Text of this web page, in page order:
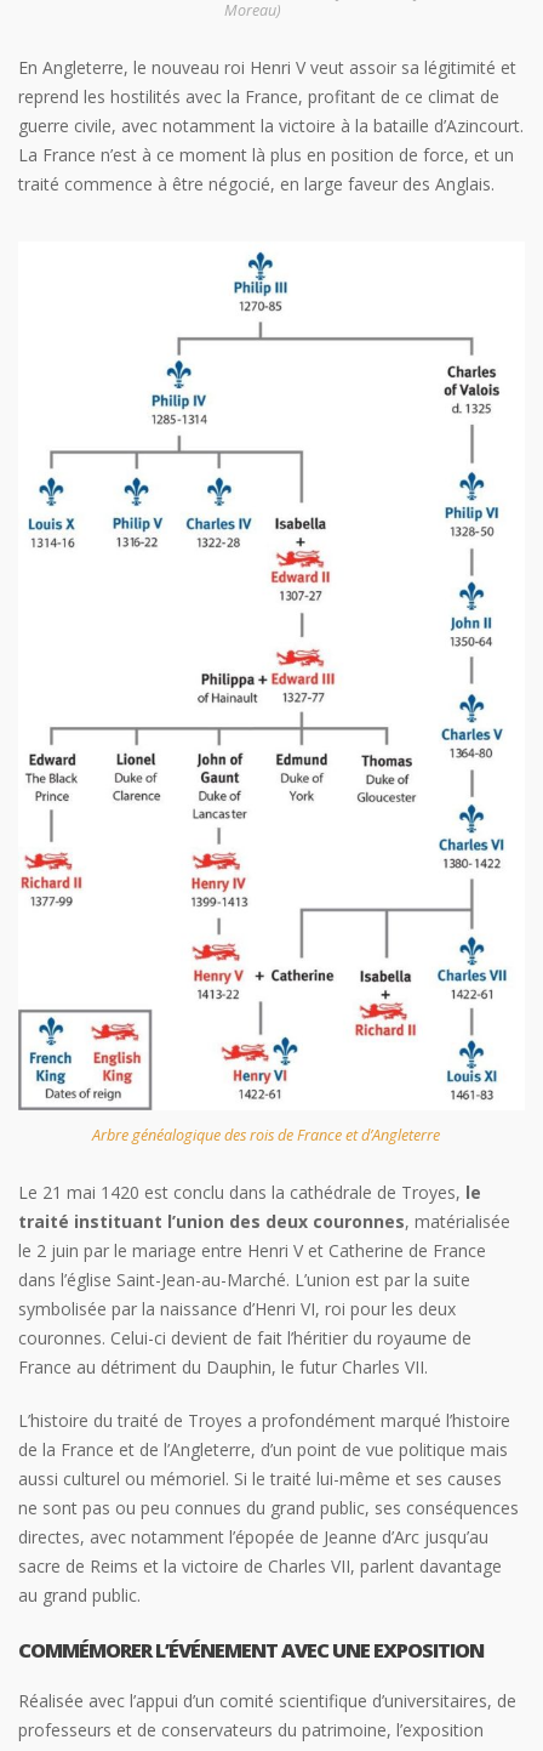
Moreau)
En Angleterre, le nouveau roi Henri V veut assoir sa légitimité et
reprend les hostilités avec la France, profitant de ce climat de
guerre civile, avec notamment la victoire à la bataille d’Azincourt.
La France n’est à ce moment là plus en position de force, et un
traité commence à être négocié, en large faveur des Anglais.
Arbre généalogique des rois de France et d’Angleterre
Le 21 mai 1420 est conclu dans la cathédrale de Troyes, le
traité instituant l’union des deux couronnes, matérialisée
le 2 juin par le mariage entre Henri V et Catherine de France
dans l’église Saint-Jean-au-Marché. L’union est par la suite
symbolisée par la naissance d’Henri VI, roi pour les deux
couronnes. Celui-ci devient de fait l’héritier du royaume de
France au détriment du Dauphin, le futur Charles VII.
L’histoire du traité de Troyes a profondément marqué l’histoire
de la France et de l’Angleterre, d’un point de vue politique mais
aussi culturel ou mémoriel. Si le traité lui-même et ses causes
ne sont pas ou peu connues du grand public, ses conséquences
directes, avec notamment l’épopée de Jeanne d’Arc jusqu’au
sacre de Reims et la victoire de Charles VII, parlent davantage
au grand public.
COMMÉMORER L’ÉVÉNEMENT AVEC UNE EXPOSITION
Réalisée avec l’appui d’un comité scientifique d’universitaires, de
professeurs et de conservateurs du patrimoine, l’exposition